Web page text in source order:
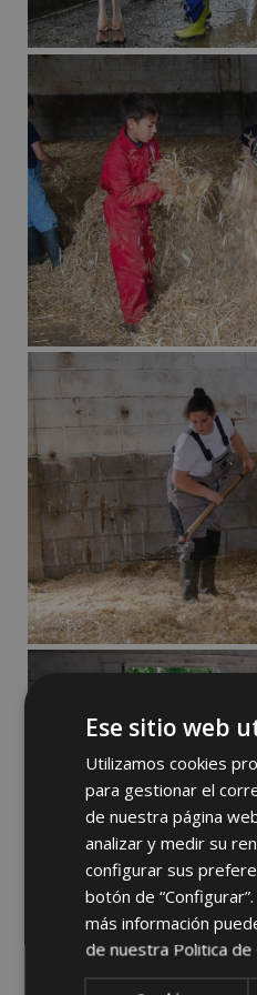
Ese sitio web
Utilizamos cookies
para gestionar el
de nuestra página
analizar y medir su
configurar sus
botón de
más información
de nuestra Politica de